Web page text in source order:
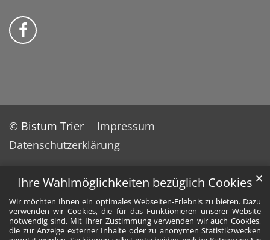
Ihre Wahlmöglichkeiten bezüglich Cookies
Wir möchten Ihnen ein optimales Webseiten-Erlebnis zu bieten. Dazu
verwenden wir Cookies, die für das Funktionieren unserer Website
notwendig sind. Mit Ihrer Zustimmung verwenden wir auch Cookies,
die zur Anzeige externer Inhalte oder zu anonymen Statistikzwecken
✕
Bistum Trier auf Facebook
© Bistum Trier
Impressum
Datenschutzerklärung